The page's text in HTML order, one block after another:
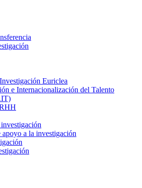
Euriclea
e Internacionalización del Talento
apoyo a la investigación